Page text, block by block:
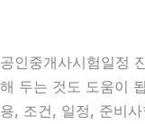
공인중개사시험일정
해 두는 것도 도움이
용, 조건, 일정, 준비